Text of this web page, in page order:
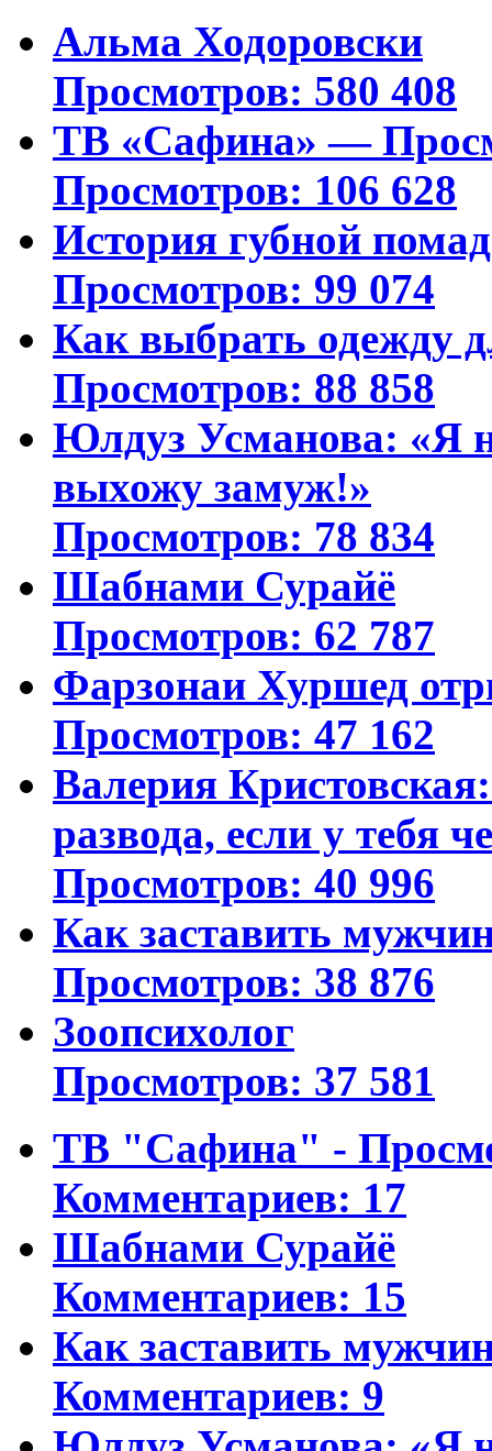
Альма Ходоровски
Просмотров: 580 408
ТВ «Сафина» —
Просмотров: 106 628
История губной
Просмотров: 99 074
Как выбрать одежду
Просмотров: 88 858
Юлдуз Усманова: «Я
выхожу замуж!»
Просмотров: 78 834
Шабнами Сурайё
Просмотров: 62 787
Фарзонаи Хуршед
Просмотров: 47 162
Валерия
развода, если у тебя
Просмотров: 40 996
Как заставить
Просмотров: 38 876
Зоопсихолог
Просмотров: 37 581
ТВ "Сафина" -
Комментариев: 17
Шабнами Сурайё
Комментариев: 15
Как заставить
Комментариев: 9